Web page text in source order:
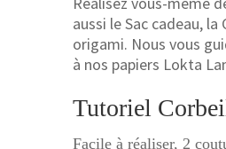
aussi le Sac cadeau,
origami. Nous vous
à nos papiers Lokta
Tutoriel
Facile à réaliser, 2